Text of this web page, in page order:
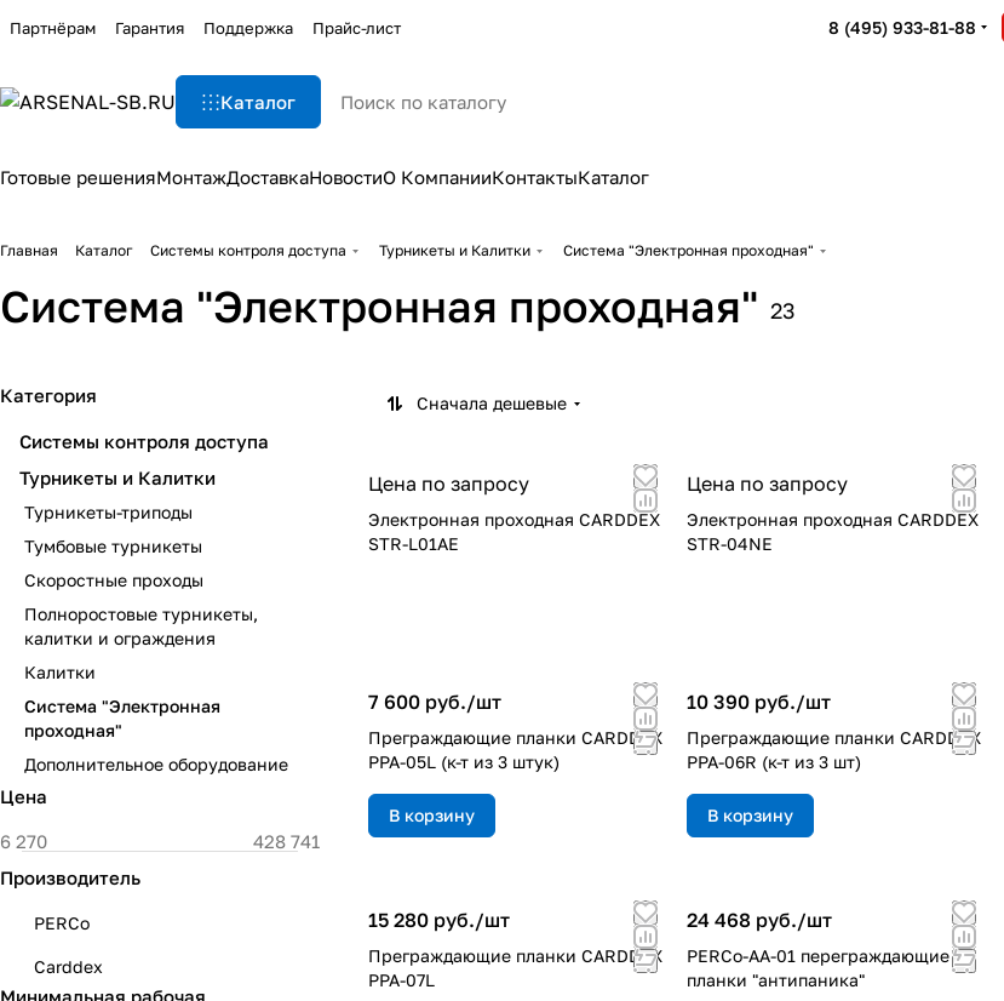
Партнёрам Гарантия Поддержка Прайс-лист 8 (495) 933-81-88
Каталог
Готовые решенияМонтажДоставкаНовостиО КомпанииКонтактыКаталог
Главная Каталог Системы контроля доступа Турникеты и Калитки Система "Электронная проходная"
Система "Электронная проходная" 23
Сначала дешевые
Цена по запросу
Электронная проходная CARDDEX
STR-L01AE
Цена по запросу
Электронная проходная CARDDEX
STR-04NE
7 600 руб./шт
Преграждающие планки CARDDEX
PPA-05L (к-т из 3 штук)
В корзину
10 390 руб./шт
Преграждающие планки CARDDEX
PPA-06R (к-т из 3 шт)
В корзину
15 280 руб./шт
Преграждающие планки CARDDEX
PPA-07L
24 468 руб./шт
PERCo-AA-01 переграждающие
планки "антипаника"
Категория
Системы контроля доступа
Турникеты и Калитки
Турникеты-триподы
Тумбовые турникеты
Скоростные проходы
Полноростовые турникеты,
калитки и ограждения
Калитки
Система "Электронная
проходная"
Дополнительное оборудование
Цена
Производитель
PERCo
Carddex
Минимальная рабочая